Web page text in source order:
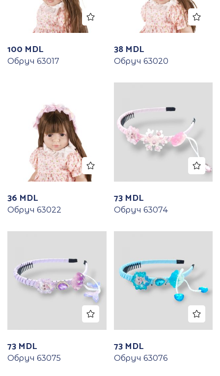
100 MDL
Обруч 63017
38 MDL
Обруч 63020
36 MDL
Обруч 63022
73 MDL
Обруч 63074
73 MDL
Обруч 63075
73 MDL
Обруч 63076